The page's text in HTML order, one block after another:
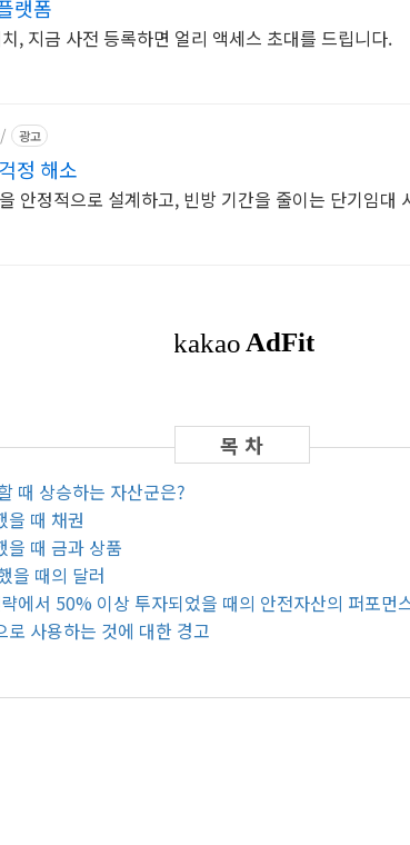
랫폼
, 지금 사전 등록하면 얼리 액세스 초대를 드립니다.
광고
정 해소
안정적으로 설계하고, 빈방 기간을 줄이는 단기임대
때 상승하는 자산군은?
을 때 채권
을 때 금과 상품
을 때의 달러
에서 50% 이상 투자되었을 때의 안전자산의 퍼포먼
로 사용하는 것에 대한 경고